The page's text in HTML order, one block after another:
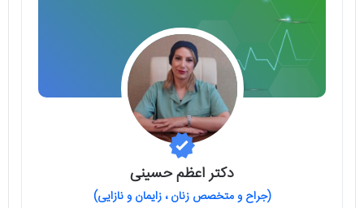
دکتر اعظم حسینی
(جراح و متخصص زنان ، زایمان و نازایی)